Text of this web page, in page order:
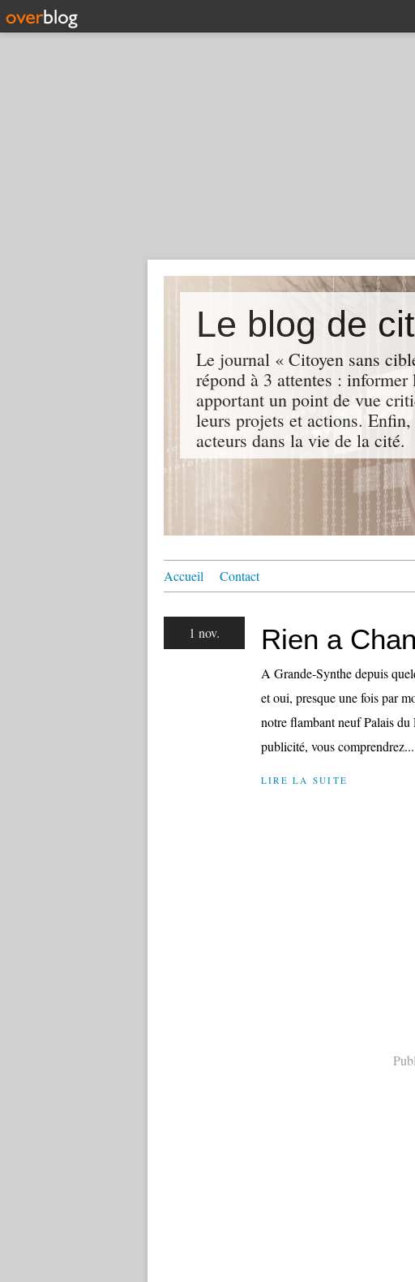
Le blog de
Le journal « Citoyen sans
répond à 3 attentes :
apportant un point de vue
leurs projets et actions.
acteurs dans la vie de la cité.
Accueil Contact
1 nov. Rien a
A Grande-Synthe depuis
et oui, presque une fois par
notre flambant neuf Palais
publicité, vous comprendrez...
LIRE LA SUITE